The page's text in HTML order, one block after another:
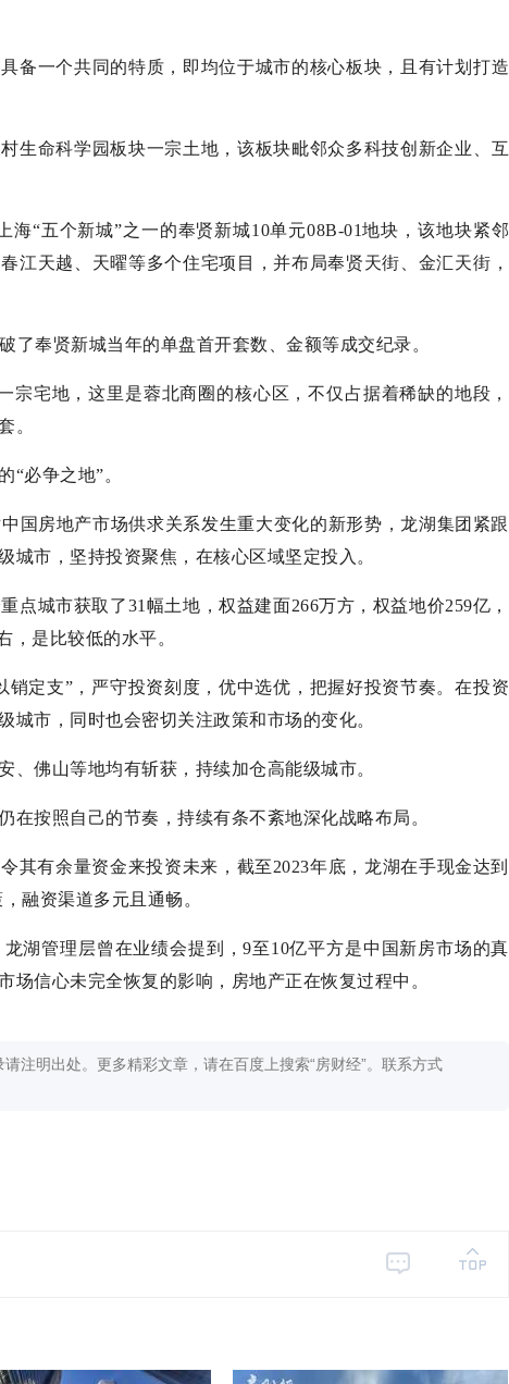
备一个共同的特质，即均位于城市的核心板块，且有计划打造
生命科学园板块一宗土地，该板块毗邻众多科技创新企业、互
海“五个新城”之一的奉贤新城10单元08B-01地块，该地块紧邻
江天越、天曜等多个住宅项目，并布局奉贤天街、金汇天街，
了奉贤新城当年的单盘首开套数、金额等成交纪录。
宗宅地，这里是蓉北商圈的核心区，不仅占据着稀缺的地段，
。
“必争之地”。
国房地产市场供求关系发生重大变化的新形势，龙湖集团紧跟
城市，坚持投资聚焦，在核心区域坚定投入。
点城市获取了31幅土地，权益建面266万方，权益地价259亿，
，是比较低的水平。
定支”，严守投资刻度，优中选优，把握好投资节奏。在投资
城市，同时也会密切关注政策和市场的变化。
佛山等地均有斩获，持续加仓高能级城市。
按照自己的节奏，持续有条不紊地深化战略布局。
其有余量资金来投资未来，截至2023年底，龙湖在手现金达到
融资渠道多元且通畅。
湖管理层曾在业绩会提到，9至10亿平方是中国新房市场的真
场信心未完全恢复的影响，房地产正在恢复过程中。
注明出处。更多精彩文章，请在百度上搜索“房财经”。联系方式